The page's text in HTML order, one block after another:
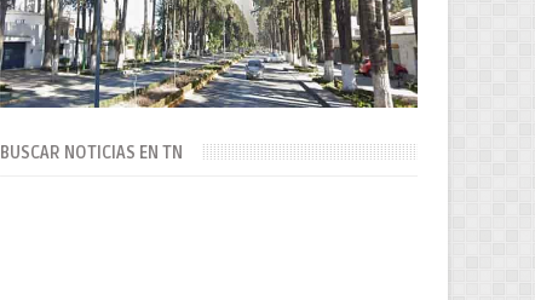
BUSCAR NOTICIAS EN TN